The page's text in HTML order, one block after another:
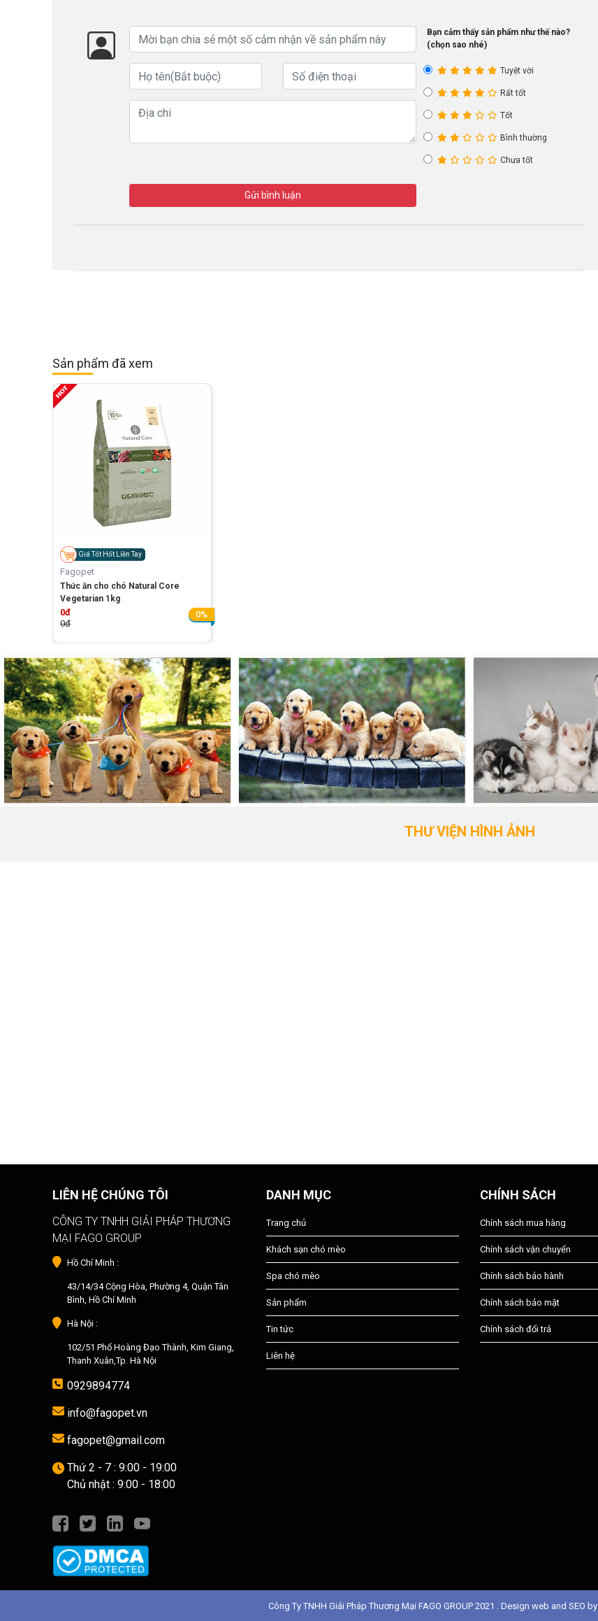
Bạn cảm thấy sản phẩm như thế nào?
(chọn sao nhé)
Tuyệt vời
Rất tốt
Tốt
Bình thường
Chưa tốt
Gửi bình luận
Sản phẩm đã xem
Giá Tốt Hốt Liền Tay
Fagopet
Thức ăn cho chó Natural Core
Vegetarian 1kg
0đ
0đ
0%
THƯ VIỆN HÌNH ẢNH
LIÊN HỆ CHÚNG TÔI
CÔNG TY TNHH GIẢI PHÁP THƯƠNG
MẠI FAGO GROUP
Hồ Chí Minh :
43/14/34 Cộng Hòa, Phường 4, Quận Tân
Bình, Hồ Chí Minh
Hà Nội :
102/51 Phố Hoàng Đạo Thành, Kim Giang,
Thanh Xuân,Tp. Hà Nội
0929894774
info@fagopet.vn
fagopet@gmail.com
Thứ 2 - 7 : 9:00 - 19:00
Chủ nhật : 9:00 - 18:00
DANH MỤC
Trang chủ
Khách sạn chó mèo
Spa chó mèo
Sản phẩm
Tin tức
Liên hệ
CHÍNH SÁCH
Chính sách mua hàng
Chính sách vận chuyển
Chính sách bảo hành
Chính sách bảo mật
Chính sách đổi trả
Công Ty TNHH Giải Pháp Thương Mại FAGO GROUP 2021 . Design web and SEO by